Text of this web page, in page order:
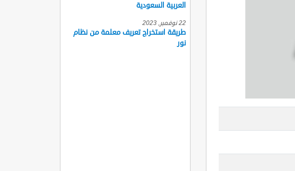
العربية السعودية
22 نوفمبر, 2023
طريقة استخراج تعريف معلمة من نظام
نور